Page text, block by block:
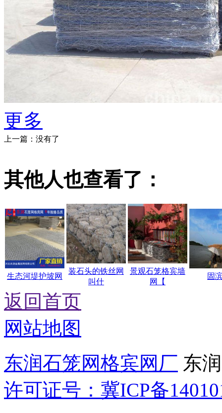
更多
上一篇：没有了
其他人也查看了：
生态河堤护坡网
装石头的铁丝网
叫什
景观石笼格宾墙
网【
固
返回首页
网站地图
东润石笼网格宾网厂 东
许可证号：冀ICP备